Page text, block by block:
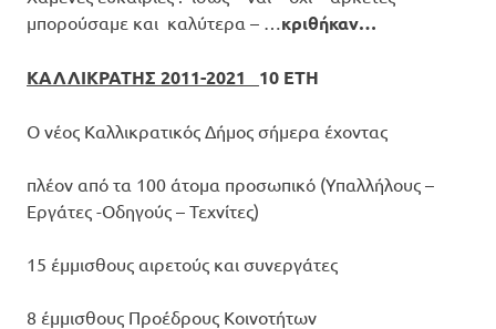
μπορούσαμε και καλύτερα – … κριθήκαν…
ΚΑΛΛΙΚΡΑΤΗΣ 2011-2021 10 ΕΤΗ
Ο νέος Καλλικρατικός Δήμος σήμερα έχοντας
πλέον από τα 100 άτομα προσωπικό (Υπαλλήλους –
Εργάτες -Οδηγούς – Τεχνίτες)
15 έμμισθους αιρετούς και συνεργάτες
8 έμμισθους Προέδρους Κοινοτήτων